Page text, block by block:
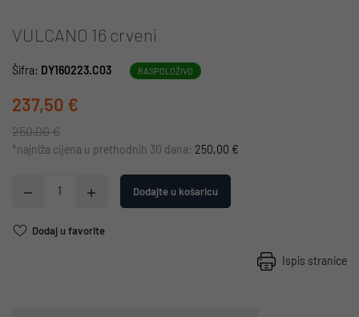
VULCANO 16 crveni
Šifra: DY160223.C03 RASPOLOŽIVO
237,50 €
250,00 €
*najniža cijena u prethodnih 30 dana: 250,00 €
Dodajte u košaricu
Dodaj u favorite
Ispis stranice